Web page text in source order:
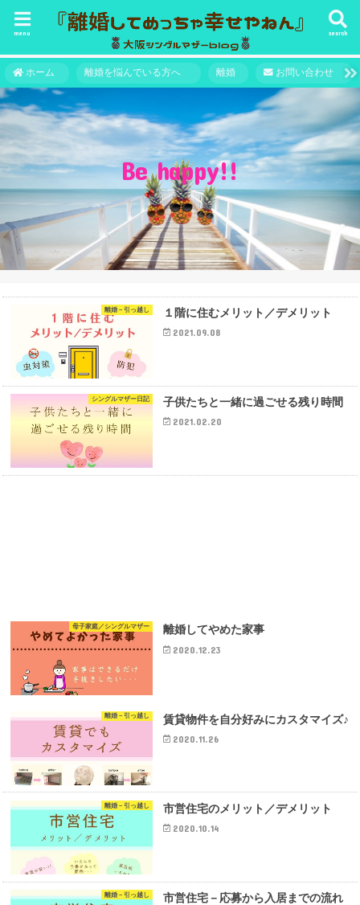
search
menu
ホーム 離婚を悩んでいる方へ 離婚 お問い合わせ
Be happy!!
離婚－引っ越し １階に住むメリット／デメリット
2021.09.08
シングルマザー日記 子供たちと一緒に過ごせる残り時間
2021.02.20
母子家庭／シングルマザー 離婚してやめた家事
2020.12.23
離婚－引っ越し 賃貸物件を自分好みにカスタマイズ♪
2020.11.26
離婚－引っ越し 市営住宅のメリット／デメリット
2020.10.14
離婚－引っ越し 市営住宅－応募から入居までの流れ